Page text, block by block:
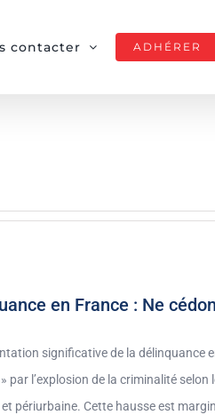
contacter ADHÉRER
en France : Ne
significative de la délinquance
par l’explosion de la criminalité
périurbaine. Cette hausse est